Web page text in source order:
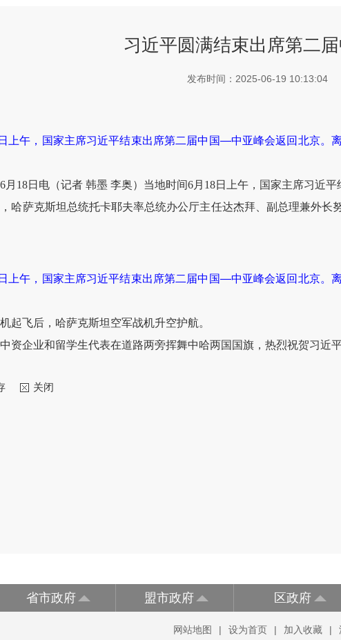
习近平圆满结束出席第二
发布时间：2025-06-19 10:13:04
上午，国家主席习近平结束出席第二届中国—中亚峰会返回北京。
月18日电（记者 韩墨 李奥）当地时间6月18日上午，国家主席习近
哈萨克斯坦总统托卡耶夫率总统办公厅主任达杰拜、副总理兼外
上午，国家主席习近平结束出席第二届中国—中亚峰会返回北京。
起飞后，哈萨克斯坦空军战机升空护航。
资企业和留学生代表在道路两旁挥舞中哈两国国旗，热烈祝贺习近
关闭
省市政府 盟市政府 区政府
网站地图 | 设为首页 | 加入收藏 |